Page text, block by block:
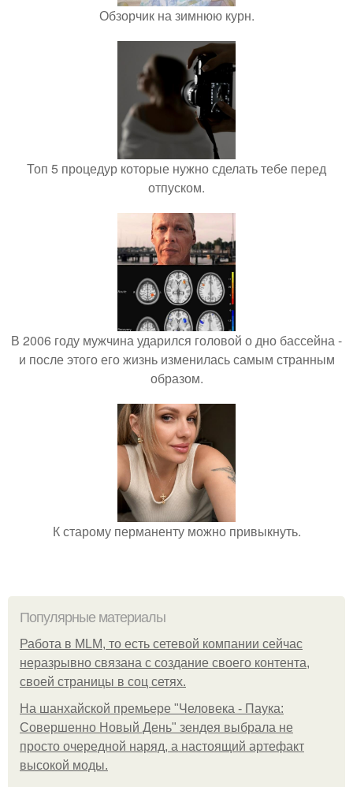
Обзорчик на зимнюю курн.
Топ 5 процедур которые нужно сделать тебе перед
отпуском.
В 2006 году мужчина ударился головой о дно бассейна -
и после этого его жизнь изменилась самым странным
образом.
К старому перманенту можно привыкнуть.
Популярные материалы
Работа в MLM, то есть сетевой компании сейчас
неразрывно связана с создание своего контента,
своей страницы в соц сетях.
На шанхайской премьере "Человека - Паука:
Совершенно Новый День" зендея выбрала не
просто очередной наряд, а настоящий артефакт
высокой моды.